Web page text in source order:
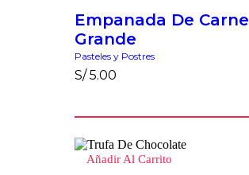
Empanada De Carne
Grande
Pasteles y Postres
S/5.00
Añadir Al Carrito